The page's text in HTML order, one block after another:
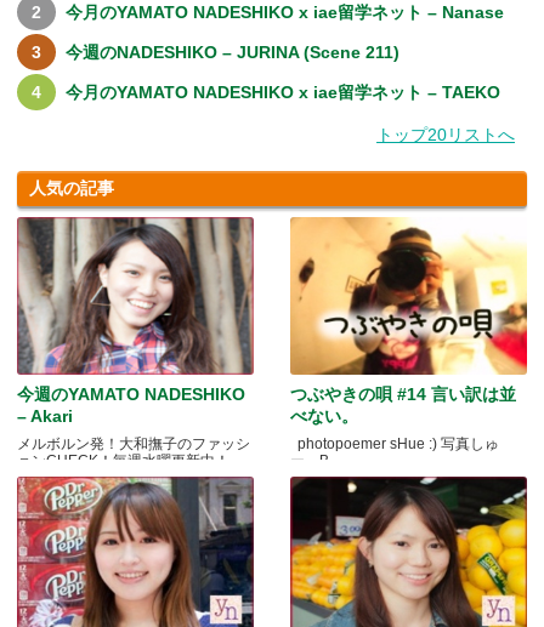
今月のYAMATO NADESHIKO x iae留学ネット – Nanase
今週のNADESHIKO – JURINA (Scene 211)
今月のYAMATO NADESHIKO x iae留学ネット – TAEKO
トップ20リストへ
人気の記事
今週のYAMATO NADESHIKO
– Akari
メルボルン発！大和撫子のファッシ
ョンCHECK！毎週水曜更新中！
つぶやきの唄 #14 言い訳は並
べない。
photopoemer sHue :) 写真しゅ
ー。B.....